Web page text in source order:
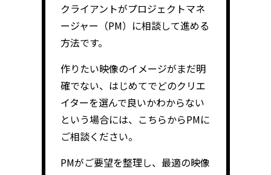
クライアントがプロジェクトマネ
ージャー（PM）に相談して進める
方法です。
作りたい映像のイメージがまだ明
確でない、はじめてでどのクリエ
イターを選んで良いかわからない
という場合には、こちらからPMに
ご相談ください。
PMがご要望を整理し、最適の映像